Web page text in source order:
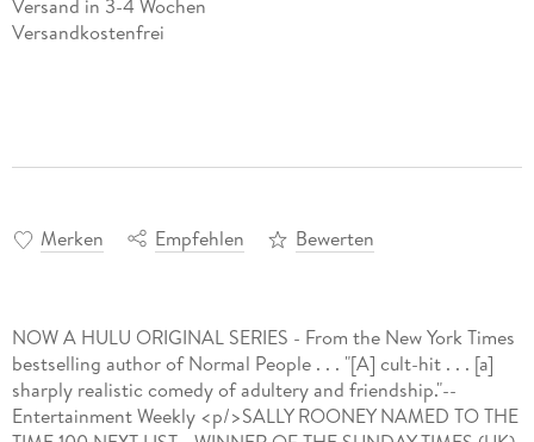
Versand in 3-4 Wochen
Versandkostenfrei
Merken Empfehlen Bewerten
NOW A HULU ORIGINAL SERIES - From the New York Times
bestselling author of Normal People . . . "[A] cult-hit . . . [a]
sharply realistic comedy of adultery and friendship."--
Entertainment Weekly <p/>SALLY ROONEY NAMED TO THE